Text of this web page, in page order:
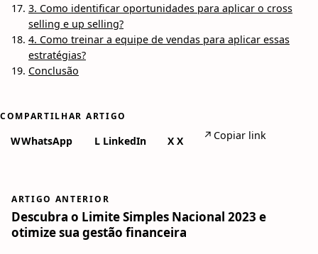
3. Como identificar oportunidades para aplicar o cross
selling e up selling?
4. Como treinar a equipe de vendas para aplicar essas
estratégias?
Conclusão
COMPARTILHAR ARTIGO
WWhatsApp L LinkedIn X X ↗ Copiar link
ARTIGO ANTERIOR
Descubra o Limite Simples Nacional 2023 e
otimize sua gestão financeira